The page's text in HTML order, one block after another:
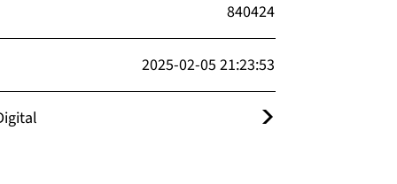
840424
2025-02-05 21:23:53